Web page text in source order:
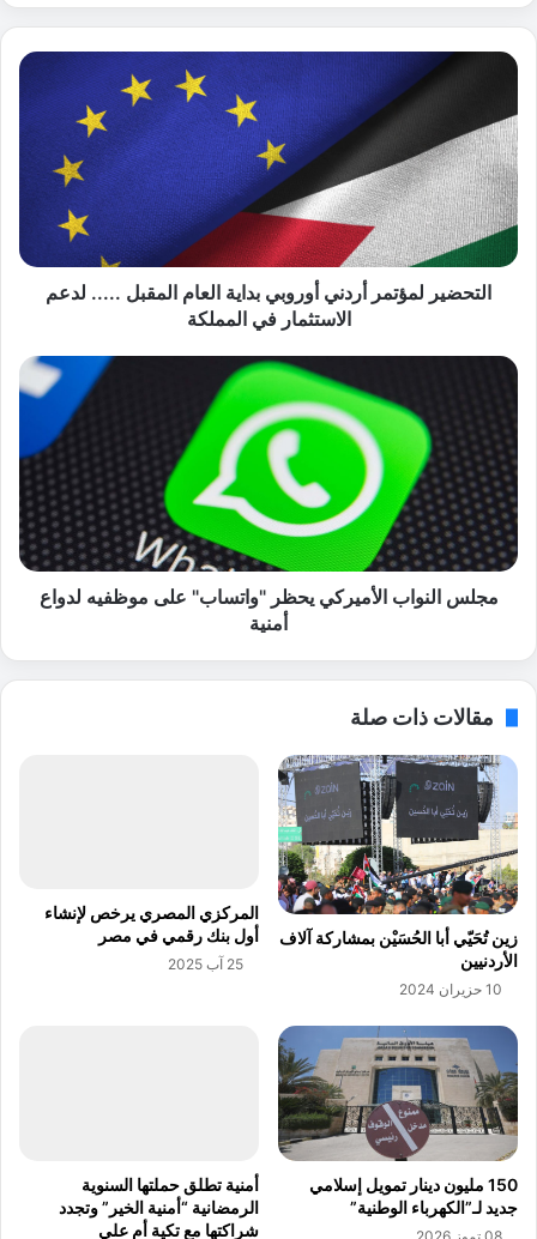
ا
ت
ح
ض
ي
ر
م
ر
د
ن
ي
أ
و
ر
ب
ة
ل
ا
م
ل
م
ل
.
.
.
.
ل
د
التحضير لمؤتمر أردني أوروبي بداية العام المقبل ..... لدعم
الاستثمار في المملكة
م
س
ا
ل
ن
و
ا
ك
ي
ح
ظ
ر
و
ا
س
ا
ب
"
ع
ل
م
و
مجلس النواب الأميركي يحظر "واتساب" على موظفيه لدواع
أمنية
مقالات ذات صلة
زين تُحَيّي أبا الحُسَيْن بمشاركة آلاف
الأردنيين
10 حزيران 2024
المركزي المصري يرخص لإنشاء
أول بنك رقمي في مصر
25 آب 2025
150 مليون دينار تمويل إسلامي
جديد لـ”الكهرباء الوطنية”
أمنية تطلق حملتها السنوية
الرمضانية “أمنية الخير” وتجدد
شراكتها مع تكية أم علي